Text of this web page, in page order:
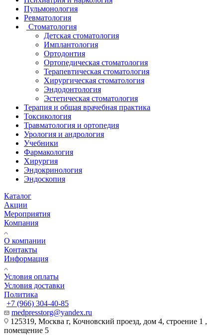
Пульмонология
Ревматология
Стоматология
Детская стоматология
Имплантология
Ортодонтия
Ортопедическая стоматология
Терапевтическая стоматология
Хирургическая стоматология
Эндодонтология
Эстетическая стоматология
Терапия и общая врачебная практика
Токсикология
Травматология и ортопедия
Урология и андрология
Учебники
Фармакология
Хирургия
Эндокринология
Эндоскопия
Каталог
Акции
Мероприятия
Компания
О компании
Контакты
Информация
Условия оплаты
Условия доставки
Политика
+7 (966) 304-40-85
medpresstorg@yandex.ru
125319, Москва г, Кочновский проезд, дом 4, строение 1 ,
помещение 5